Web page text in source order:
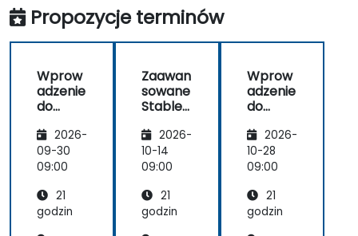
Propozycje terminów
Wprow
adzenie
do
Diffusio
n do
genero
obrazó
w z
2026-
09-30
09:00
21
godzin
Zaawan
sowane
Stable
n:
Głęboki
e
do
genero
2026-
10-14
09:00
21
godzin
Wprow
adzenie
do
Diffusio
n do
genero
obrazó
w z
2026-
10-28
09:00
21
godzin